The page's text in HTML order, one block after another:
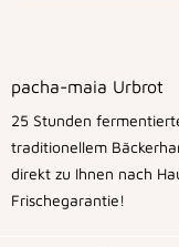
pacha-maia Urbrot
25 Stunden
traditionellem
direkt zu Ihnen nach
Frischegarantie!